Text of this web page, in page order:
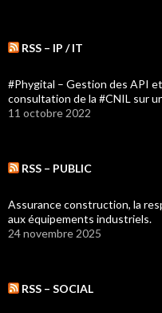
RSS – IP / IT
#Phygital – Gestion des API
consultation de la #CNIL sur
11 octobre 2022
RSS – PUBLIC
Assurance construction, la
aux équipements industriels.
24 novembre 2025
RSS – SOCIAL